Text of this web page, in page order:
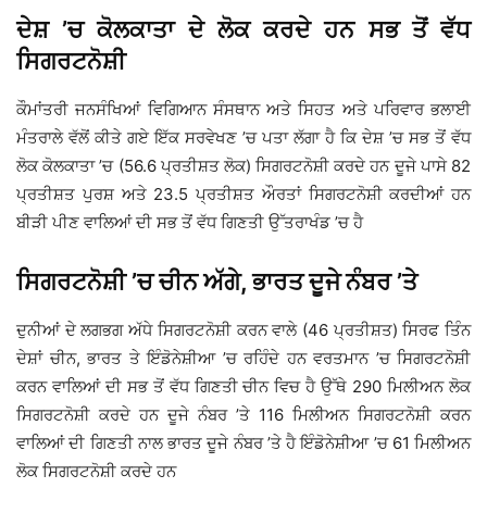
ਦੇਸ਼ ’ਚ ਕੋਲਕਾਤਾ ਦੇ ਲੋਕ ਕਰਦੇ ਹਨ ਸਭ ਤੋਂ ਵੱਧ
ਸਿਗਰਟਨੋਸ਼ੀ
ਕੌਮਾਂਤਰੀ ਜਨਸੰਖਿਆਂ ਵਿਗਿਆਨ ਸੰਸਥਾਨ ਅਤੇ ਸਿਹਤ ਅਤੇ ਪਰਿਵਾਰ ਭਲਾਈ
ਮੰਤਰਾਲੇ ਵੱਲੋਂ ਕੀਤੇ ਗਏ ਇੱਕ ਸਰਵੇਖਣ ’ਚ ਪਤਾ ਲੱਗਾ ਹੈ ਕਿ ਦੇਸ਼ ’ਚ ਸਭ ਤੋਂ ਵੱਧ
ਲੋਕ ਕੋਲਕਾਤਾ ’ਚ (56.6 ਪ੍ਰਤੀਸ਼ਤ ਲੋਕ) ਸਿਗਰਟਨੋਸ਼ੀ ਕਰਦੇ ਹਨ ਦੂਜੇ ਪਾਸੇ 82
ਪ੍ਰਤੀਸ਼ਤ ਪੁਰਸ਼ ਅਤੇ 23.5 ਪ੍ਰਤੀਸ਼ਤ ਔਰਤਾਂ ਸਿਗਰਟਨੋਸ਼ੀ ਕਰਦੀਆਂ ਹਨ
ਬੀੜੀ ਪੀਣ ਵਾਲਿਆਂ ਦੀ ਸਭ ਤੋਂ ਵੱਧ ਗਿਣਤੀ ਉੱਤਰਾਖੰਡ ’ਚ ਹੈ
ਸਿਗਰਟਨੋਸ਼ੀ ’ਚ ਚੀਨ ਅੱਗੇ, ਭਾਰਤ ਦੂਜੇ ਨੰਬਰ ’ਤੇ
ਦੁਨੀਆਂ ਦੇ ਲਗਭਗ ਅੱਧੇ ਸਿਗਰਟਨੋਸ਼ੀ ਕਰਨ ਵਾਲੇ (46 ਪ੍ਰਤੀਸ਼ਤ) ਸਿਰਫ ਤਿੰਨ
ਦੇਸ਼ਾਂ ਚੀਨ, ਭਾਰਤ ਤੇ ਇੰਡੋਨੇਸ਼ੀਆ ’ਚ ਰਹਿੰਦੇ ਹਨ ਵਰਤਮਾਨ ’ਚ ਸਿਗਰਟਨੋਸ਼ੀ
ਕਰਨ ਵਾਲਿਆਂ ਦੀ ਸਭ ਤੋਂ ਵੱਧ ਗਿਣਤੀ ਚੀਨ ਵਿਚ ਹੈ ਉੱਥੇ 290 ਮਿਲੀਅਨ ਲੋਕ
ਸਿਗਰਟਨੋਸ਼ੀ ਕਰਦੇ ਹਨ ਦੂਜੇ ਨੰਬਰ ’ਤੇ 116 ਮਿਲੀਅਨ ਸਿਗਰਟਨੋਸ਼ੀ ਕਰਨ
ਵਾਲਿਆਂ ਦੀ ਗਿਣਤੀ ਨਾਲ ਭਾਰਤ ਦੂਜੇ ਨੰਬਰ ’ਤੇ ਹੈ ਇੰਡੋਨੇਸ਼ੀਆ ’ਚ 61 ਮਿਲੀਅਨ
ਲੋਕ ਸਿਗਰਟਨੋਸ਼ੀ ਕਰਦੇ ਹਨ